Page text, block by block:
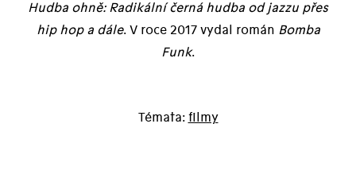
Hudba ohně: Radikální černá hudba od jazzu přes
hip hop a dále. V roce 2017 vydal román Bomba
Funk.
filmy